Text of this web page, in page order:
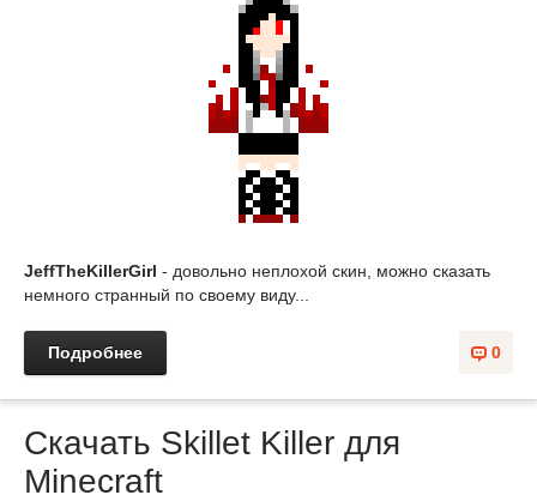
JeffTheKillerGirl - довольно неплохой скин, можно сказать
немного странный по своему виду...
0
Подробнее
Скачать Skillet Killer для
Minecraft